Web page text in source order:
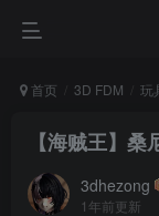
首页 3D FDM 玩
【海贼王】
3dhezong
1年前更新